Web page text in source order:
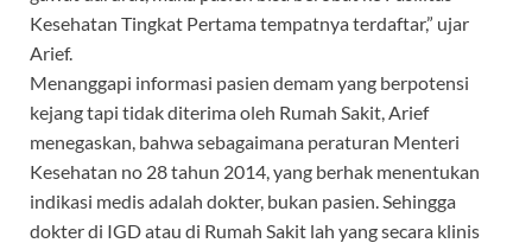
Kesehatan Tingkat Pertama tempatnya terdaftar,” ujar
Arief.
Menanggapi informasi pasien demam yang berpotensi
kejang tapi tidak diterima oleh Rumah Sakit, Arief
menegaskan, bahwa sebagaimana peraturan Menteri
Kesehatan no 28 tahun 2014, yang berhak menentukan
indikasi medis adalah dokter, bukan pasien. Sehingga
dokter di IGD atau di Rumah Sakit lah yang secara klinis